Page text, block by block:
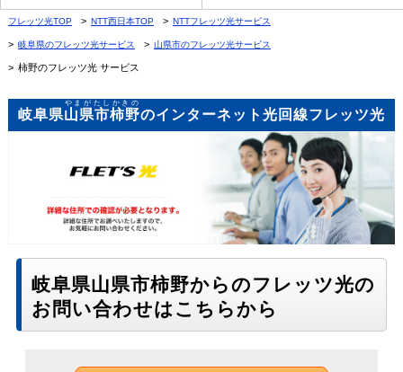
フレッツ光TOP NTT西日本TOP NTTフレッツ光サービス
岐阜県のフレッツ光サービス 山県市のフレッツ光サービス
柿野のフレッツ光 サービス
岐阜県山県市柿野
やまがたしかきの
のインターネット光回線フレッツ光
岐阜県山県市柿野からのフレッツ光の
お問い合わせはこちらから